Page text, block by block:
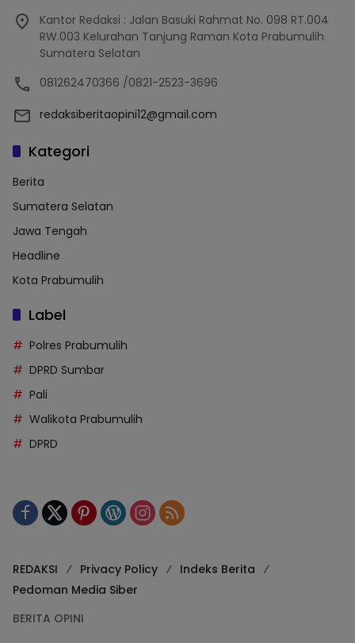
Kantor Redaksi : Jalan Basuki Rahmat No. 098 RT.004
RW.003 Kelurahan Tanjung Raman Kota Prabumulih
Sumatera Selatan
081262470366 /0821-2523-3696
redaksiberitaopini12@gmail.com
Kategori
Berita
Sumatera Selatan
Jawa Tengah
Headline
Kota Prabumulih
Label
Polres Prabumulih
DPRD Sumbar
Pali
Walikota Prabumulih
DPRD
REDAKSI Privacy Policy
Indeks Berita
Pedoman Media Siber
BERITA OPINI